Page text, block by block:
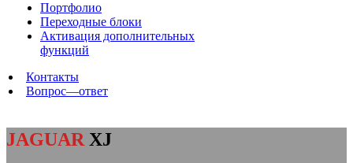
Портфолио
Переходные блоки
Активация дополнительных
функций
Контакты
Вопрос—ответ
JAGUAR XJ